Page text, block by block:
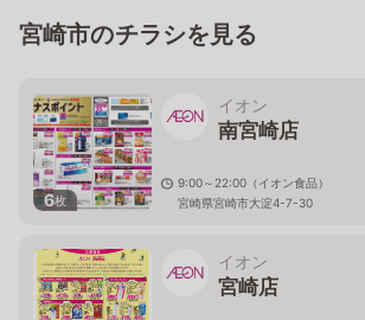
宮崎市のチラシを見る
6枚
イオン
南宮崎店
9:00～22:00（イオン食品）
宮崎県宮崎市大淀4-7-30
イオン
宮崎店